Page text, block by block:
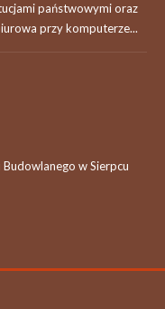
państwowymi oraz
przy komputerze...
w Sierpcu